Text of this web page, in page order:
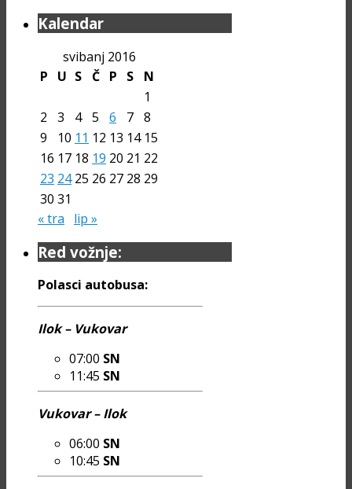
Kalendar
svibanj 2016
P
U S Č P S
N
1
2
3 4 5 6 7 8
9
10 11 12 13 14 15
16 17 18 19 20 21 22
23 24 25 26 27 28 29
30 31
« tra
lip »
Red vožnje:
Polasci autobusa:
Ilok – Vukovar
07:00 SN
11:45 SN
Vukovar – Ilok
06:00 SN
10:45 SN